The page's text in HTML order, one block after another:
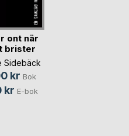
ont när
brister
Sidebäck
kr Bok
kr E-bok